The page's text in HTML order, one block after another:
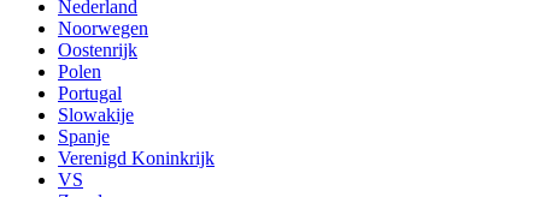
Nederland
Noorwegen
Oostenrijk
Polen
Portugal
Slowakije
Spanje
Verenigd Koninkrijk
VS